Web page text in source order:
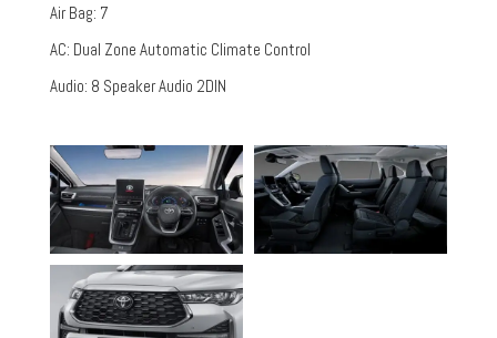
Air Bag: 7
AC: Dual Zone Automatic Climate Control
Audio: 8 Speaker Audio 2DIN